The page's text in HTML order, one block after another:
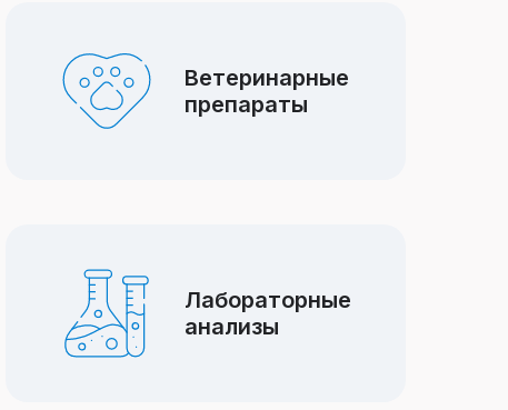
Лабораторные
анализы
Ветеринарные
препараты